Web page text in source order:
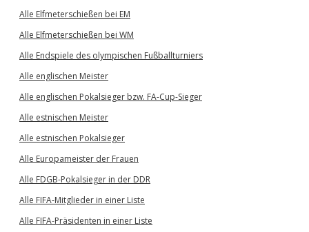
Alle Elfmeterschießen bei EM
Alle Elfmeterschießen bei WM
Alle Endspiele des olympischen Fußballturniers
Alle englischen Meister
Alle englischen Pokalsieger bzw. FA-Cup-Sieger
Alle estnischen Meister
Alle estnischen Pokalsieger
Alle Europameister der Frauen
Alle FDGB-Pokalsieger in der DDR
Alle FIFA-Mitglieder in einer Liste
Alle FIFA-Präsidenten in einer Liste